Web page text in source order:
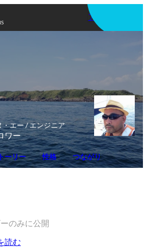
アプリを使う
エー / エンジニア
ワー
ーリー 性格 つながり
のみに公開
読む